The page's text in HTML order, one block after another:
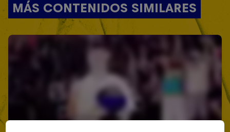
MÁS CONTENIDOS SIMILARES